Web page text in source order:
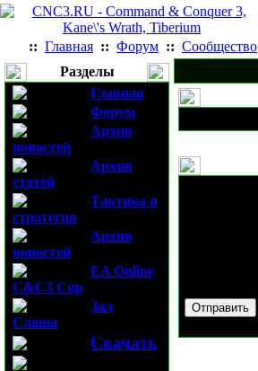
:: Главная :: Форум :: Сообщество
Разделы
Главная
Форум
Архив
новостей
Архив
статей
Тактика и
стратегия
Архив
новостей
EA Online
C&C3 Cup
Зал
Славы
Скачать